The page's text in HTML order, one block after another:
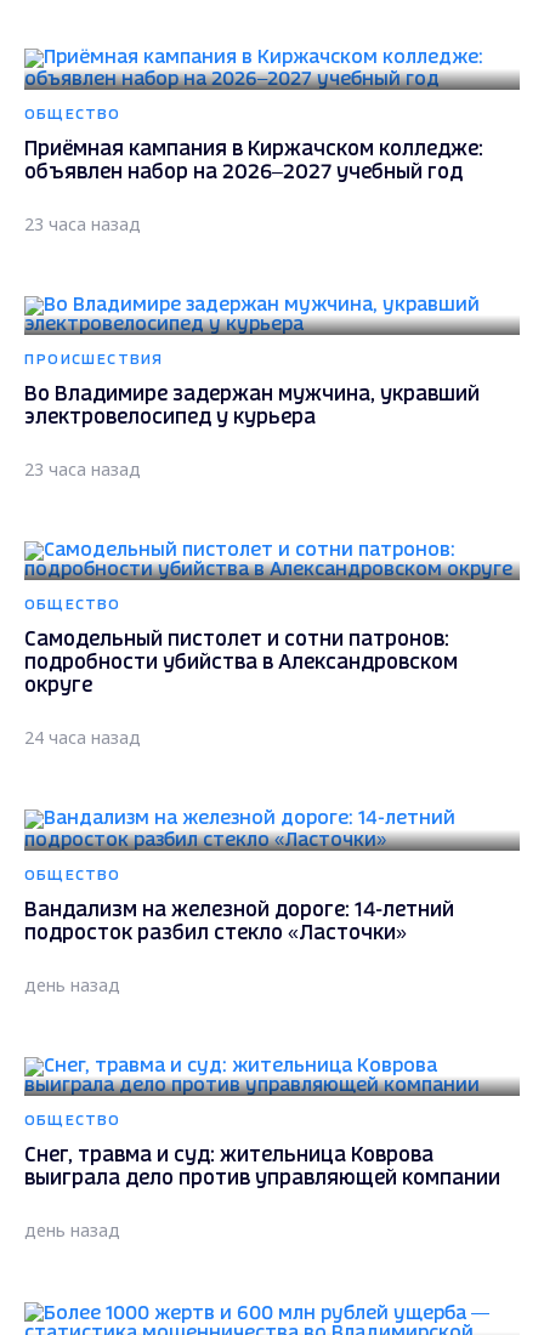
ОБЩЕСТВО
Приёмная кампания в Киржачском колледже:
объявлен набор на 2026–2027 учебный год
23 часа назад
ПРОИСШЕСТВИЯ
Во Владимире задержан мужчина, укравший
электровелосипед у курьера
23 часа назад
ОБЩЕСТВО
Самодельный пистолет и сотни патронов:
подробности убийства в Александровском
округе
24 часа назад
ОБЩЕСТВО
Вандализм на железной дороге: 14-летний
подросток разбил стекло «Ласточки»
день назад
ОБЩЕСТВО
Снег, травма и суд: жительница Коврова
выиграла дело против управляющей компании
день назад